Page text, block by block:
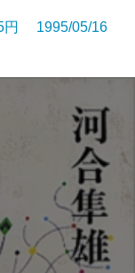
円 1995/05/16